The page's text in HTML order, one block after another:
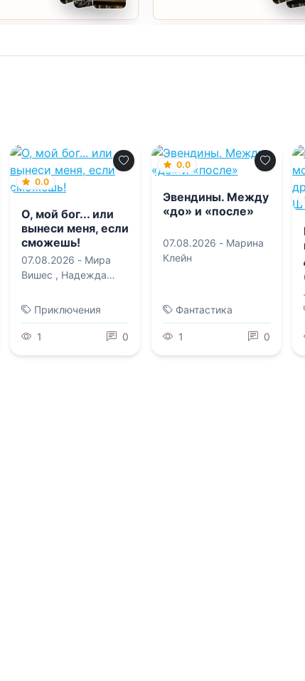
0.0
О, мой бог... или
вынеси меня, если
сможешь!
07.08.2026 - Мира
Вишес , Надежда
Приключения
1 0
0.0
Эвендины. Между
«до» и «после»
07.08.2026 - Марина
Клейн
Фантастика
1 0